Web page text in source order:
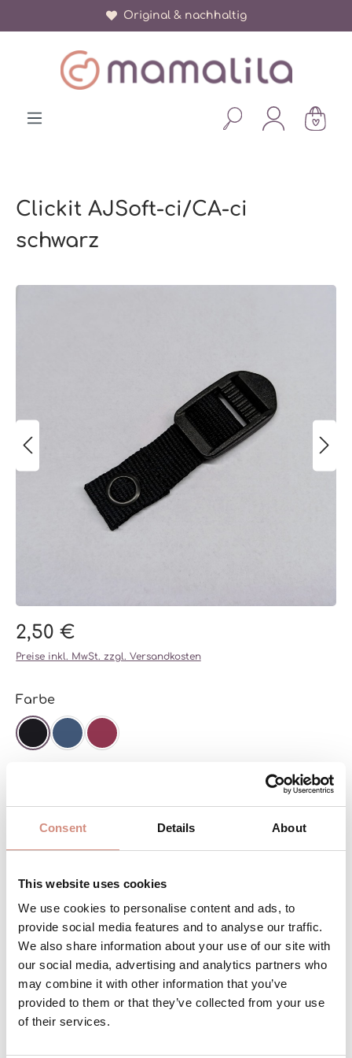
Consent Details About
This website uses cookies
We use cookies to personalise content and ads, to
provide social media features and to analyse our traffic.
We also share information about your use of our site with
our social media, advertising and analytics partners who
may combine it with other information that you’ve
provided to them or that they’ve collected from your use
of their services.
Original & nachhaltig
Clickit AJSoft-ci/CA-ci
schwarz
2,50 €
Preise inkl. MwSt. zzgl. Versandkosten
Farbeauswählen
SCHWARZ
NAVY BEERE
Produktnummer:ci-sw
BESCHREIBUNG
passt für Softshelljacke Allrounder
(AJSoft-ci) und Cosy Allrounder (CA-ci)